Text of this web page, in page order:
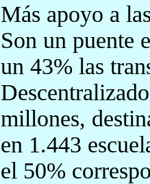
Más apoyo a
Son un puente
un 43% las
millones,
en 1.443
el 50%